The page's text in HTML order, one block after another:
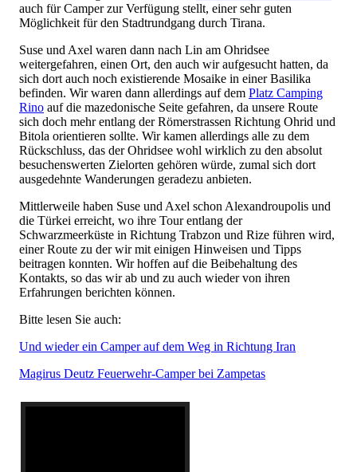
auch für Camper zur Verfügung stellt, einer sehr guten
Möglichkeit für den Stadtrundgang durch Tirana.
Suse und Axel waren dann nach Lin am Ohridsee
weitergefahren, einen Ort, den auch wir aufgesucht hatten, da
sich dort auch noch existierende Mosaike in einer Basilika
befinden. Wir waren dann allerdings auf dem Platz Camping
Rino auf die mazedonische Seite gefahren, da unsere Route
sich doch mehr entlang der Römerstrassen Richtung Ohrid und
Bitola orientieren sollte. Wir kamen allerdings alle zu dem
Rückschluss, das der Ohridsee wohl wirklich zu den absolut
besuchenswerten Zielorten gehören würde, zumal sich dort
ausgedehnte Wanderungen geradezu anbieten.
Mittlerweile haben Suse und Axel schon Alexandroupolis und
die Türkei erreicht, wo ihre Tour entlang der
Schwarzmeerküste in Richtung Trabzon und Rize führen wird,
einer Route zu der wir mit einigen Hinweisen und Tipps
beitragen konnten. Wir hoffen auf die Beibehaltung des
Kontakts, so das wir ab und zu auch wieder von ihren
Erfahrungen berichten können.
Bitte lesen Sie auch:
Und wieder ein Camper auf dem Weg in Richtung Iran
Magirus Deutz Feuerwehr-Camper bei Zampetas